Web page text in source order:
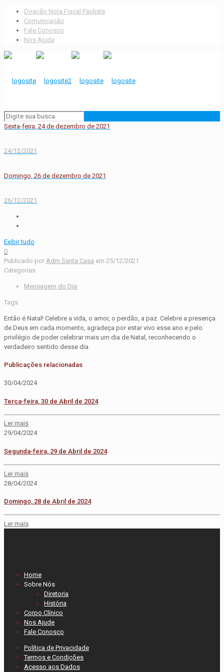
Doação Nota Fiscal Paulista
Comunicação
Fale Conosco
Nos Ajude
Sexta-feira, 24 de dezembro de 2021
24/12/2021
Domingo, 26 de dezembro de 2021
26/12/2021
Exibir tudo
0
Publicado por Adm Santa Casa em 25/12/2021
Categorias
Mensagem do Dia
Tags
Então é Natal! Celebre a vida, o amor, o perdão, a paz. Celebre a presença
de Deus em cada momento, agradeça por estar vivo esse ano e pelo
privilégio de poder celebrar mais um dia de Natal, reconhecendo o
verdadeiro sentido desse dia.
Publicações relacionadas
30/04/2024
Terça-feira, 30 de Abril de 2024
Ler mais
29/04/2024
Segunda-feira, 29 de Abril de 2024
Ler mais
28/04/2024
Domingo, 28 de Abril de 2024
Ler mais
Home
Sobre Nós
Diretoria
História
Corpo Clínico
Nos Ajude
Fale Conosco
Política de Privacidade
Termos e Condições
Acesso aos Dados